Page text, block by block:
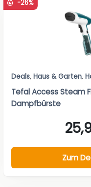
-26%
Deals, Haus & Garten,
Tefal Access Steam
Dampfbürste
Zum